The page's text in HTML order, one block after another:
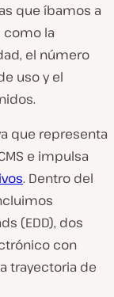
que íbamos a
como la
el número
uso y el
que representa
e impulsa
. Dentro del
(EDD), dos
con
trayectoria de